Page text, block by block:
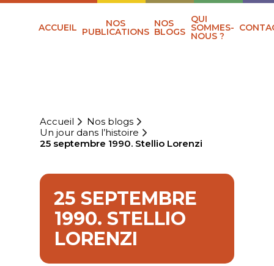
ACCUEIL NOS
PUBLICATIONS
NOS
BLOGS
QUI
SOMMES-
NOUS ?
Accueil
Nos blogs
Un jour dans l’histoire
25 septembre 1990. Stellio Lorenzi
25 SEPTEMBRE
1990. STELLIO
LORENZI